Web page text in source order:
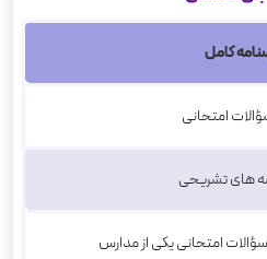
کامل
امتحانی
های تشریحی
امتحانی یکی از مدارس